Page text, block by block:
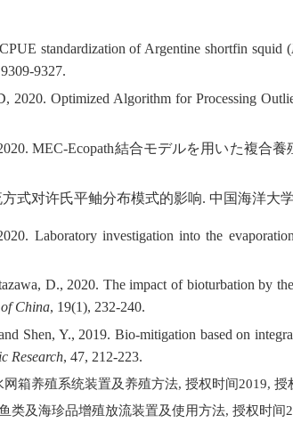
standardization of Argentine shortfin squid (
9327.
2020. Optimized Algorithm for Processing
MEC-Ecopath結合モデルを用いた複合養
式对许氏平鲉分布模式的影响. 中国海洋大
Laboratory investigation into the
D., 2020. The impact of bioturbation by
China, 19(1), 232-240.
Shen, Y., 2019. Bio-mitigation based on
Research, 47, 212-223.
箱养殖系统装置及养殖方法, 授权时间2019, 授
类及海珍品增殖放流装置及使用方法, 授权时间